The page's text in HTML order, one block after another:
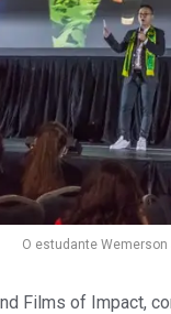
O estudante
Films of Impact,